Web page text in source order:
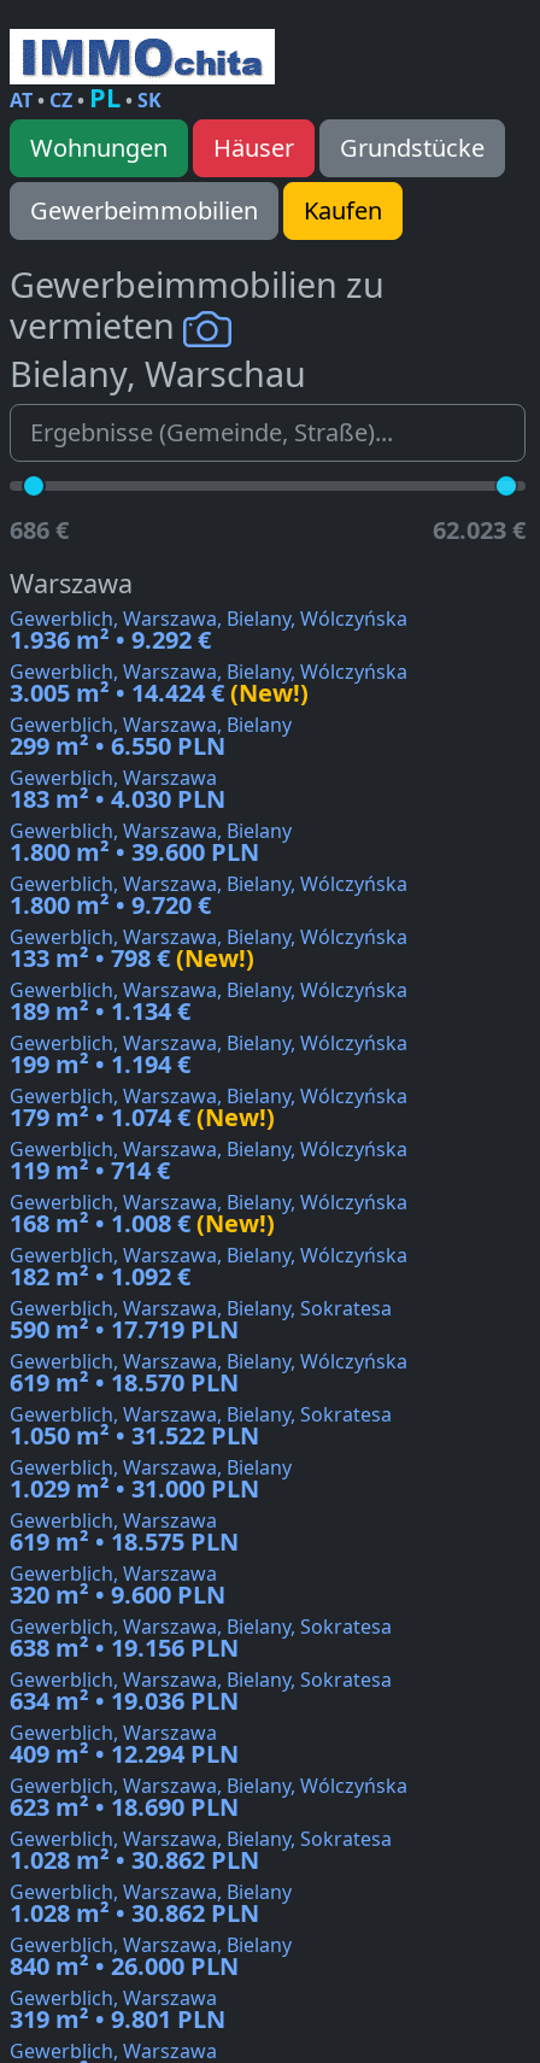
AT• CZ• PL•SK
Wohnungen Häuser
Grundstücke
Gewerbeimmobilien
Kaufen
Gewerbeimmobilien zu
vermieten
Bielany, Warschau
686 € 62.023 €
Warszawa
Gewerblich, Warszawa, Bielany, Wólczyńska
1.936 m² • 9.292 €
Gewerblich, Warszawa, Bielany, Wólczyńska
3.005 m² • 14.424 €(New!)
Gewerblich, Warszawa, Bielany
299 m² • 6.550 PLN
Gewerblich, Warszawa
183 m² • 4.030 PLN
Gewerblich, Warszawa, Bielany
1.800 m² • 39.600 PLN
Gewerblich, Warszawa, Bielany, Wólczyńska
1.800 m² • 9.720 €
Gewerblich, Warszawa, Bielany, Wólczyńska
133 m² • 798 €(New!)
Gewerblich, Warszawa, Bielany, Wólczyńska
189 m² • 1.134 €
Gewerblich, Warszawa, Bielany, Wólczyńska
199 m² • 1.194 €
Gewerblich, Warszawa, Bielany, Wólczyńska
179 m² • 1.074 €(New!)
Gewerblich, Warszawa, Bielany, Wólczyńska
119 m² • 714 €
Gewerblich, Warszawa, Bielany, Wólczyńska
168 m² • 1.008 €(New!)
Gewerblich, Warszawa, Bielany, Wólczyńska
182 m² • 1.092 €
Gewerblich, Warszawa, Bielany, Sokratesa
590 m² • 17.719 PLN
Gewerblich, Warszawa, Bielany, Wólczyńska
619 m² • 18.570 PLN
Gewerblich, Warszawa, Bielany, Sokratesa
1.050 m² • 31.522 PLN
Gewerblich, Warszawa, Bielany
1.029 m² • 31.000 PLN
Gewerblich, Warszawa
619 m² • 18.575 PLN
Gewerblich, Warszawa
320 m² • 9.600 PLN
Gewerblich, Warszawa, Bielany, Sokratesa
638 m² • 19.156 PLN
Gewerblich, Warszawa, Bielany, Sokratesa
634 m² • 19.036 PLN
Gewerblich, Warszawa
409 m² • 12.294 PLN
Gewerblich, Warszawa, Bielany, Wólczyńska
623 m² • 18.690 PLN
Gewerblich, Warszawa, Bielany, Sokratesa
1.028 m² • 30.862 PLN
Gewerblich, Warszawa, Bielany
1.028 m² • 30.862 PLN
Gewerblich, Warszawa, Bielany
840 m² • 26.000 PLN
Gewerblich, Warszawa
319 m² • 9.801 PLN
Gewerblich, Warszawa